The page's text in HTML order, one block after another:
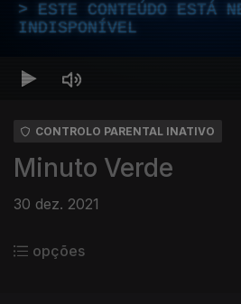
ESTE CONTEÚDO ESTÁ
INDISPONÍVEL
CONTROLO PARENTAL INATIVO
Minuto Verde
30 dez. 2021
opções